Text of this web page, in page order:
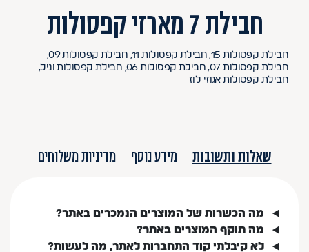
חבילת 7 מארזי קפסולות
חבילת קפסולות 15, חבילת קפסולות 11, חבילת קפסולות 09,
חבילת קפסולות 07, חבילת קפסולות 06, חבילת קפסולות וניל,
חבילת קפסולות אגוזי לוז
שאלות ותשובות מידע נוסף מדיניות משלוחים
מה הכשרות של המוצרים הנמכרים באתר?
מה תוקף המוצרים באתר?
לא קיבלתי קוד התחברות לאתר, מה לעשות?